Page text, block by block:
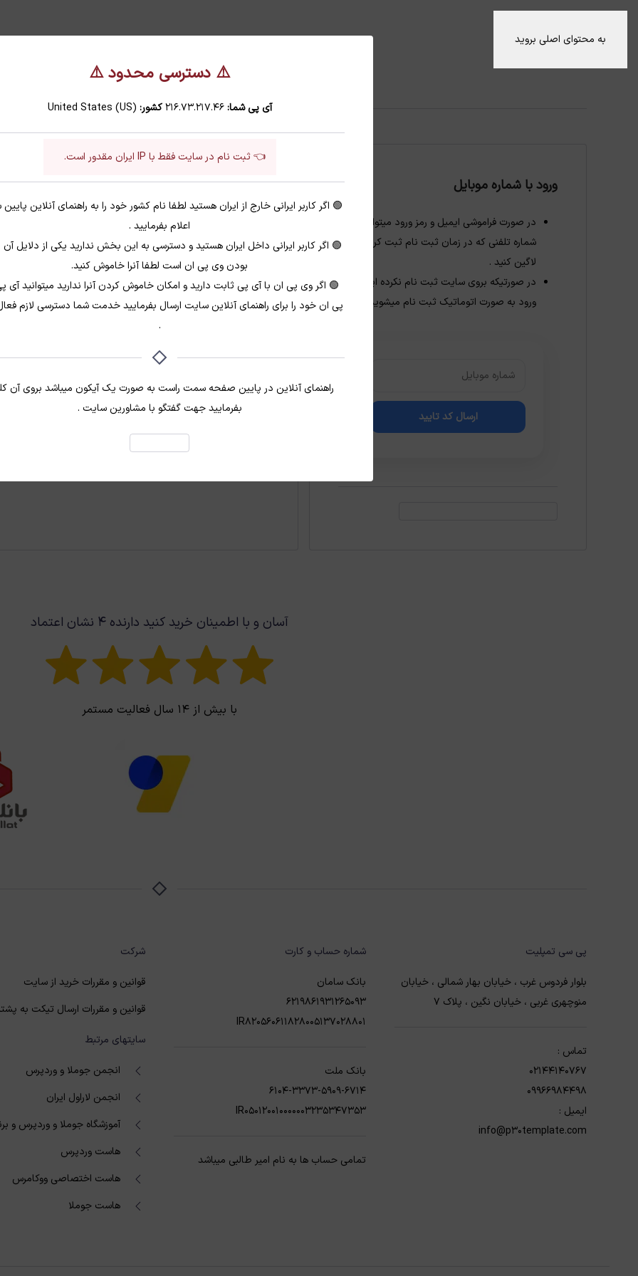
به محتوای اصلی بروید
ورود با شماره موبایل
در صورت فراموشی ایمیل و رمز ورود میتوانید با
شماره تلفنی که در زمان ثبت نام ثبت کرده اید
لاگین کنید .
در صورتیکه بروی سایت ثبت نام نکرده اید با
ورود به صورت اتوماتیک ثبت نام میشوید
ارسال کد تایید
نام کاربری یا آدرس ایمیل الزامی
مرا به خاطر بسپار
آسان و با اطمینان خرید کنید دارنده ۴ نشان اعتماد
با بیش از ۱۴ سال فعالیت مستمر
پی سی تمپلیت
بلوار فردوس غرب ، خیابان بهار شمالی ، خیابان
منوچهری غربی ، خیابان نگین ، پلاک 7
تماس :
02144140767
09966984498
ایمیل :
info@p30template.com
شماره حساب و کارت
بانک سامان
6219861931265093
IR820560611828005137028801
بانک ملت
6104-3373-5909-6714
IR050120010000003235347353
تمامی حساب ها به نام امیر طالبی میباشد
شرکت
قوانین و مقررات خرید از سایت
قوانین و مقررات ارسال تیکت به
سایتهای مرتبط
انجمن جوملا و وردپرس
انجمن لاراول ایران
آموزشگاه جوملا و وردپرس و
هاست وردپرس
هاست اختصاصی ووکامرس
هاست جوملا
⚠️ دسترسی محدود ⚠️
آی پی شما:216.73.217.46 کشور:
👈 ثبت نام در سایت فقط با IP ایران مقدور است.
🟢 اگر کاربر ایرانی خارج از ایران هستید لطفا نام کشور خود را به راهنمای آنلاین
اعلام بفرمایید .
🟢 اگر کاربر ایرانی داخل ایران هستید و دسترسی به این بخش ندارید یکی از دلایل
بودن وی پی ان است لطفا آنرا خاموش کنید.
🟢 اگر وی پی ان با آی پی ثابت دارید و امکان خاموش کردن آنرا ندارید میتوانید آی
پی ان خود را برای راهنمای آنلاین سایت ارسال بفرمایید خدمت شما دسترسی لازم
.
راهنمای آنلاین در پایین صفحه سمت راست به صورت یک آیکون میباشد بروی آن
بفرمایید جهت گفتگو با مشاورین سایت .